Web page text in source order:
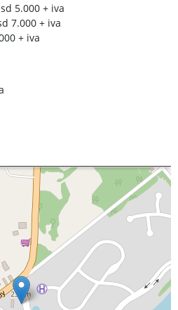
5.000 + iva
7.000 + iva
+ iva